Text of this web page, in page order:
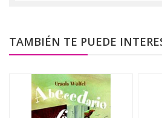
TAMBIÉN TE PUEDE